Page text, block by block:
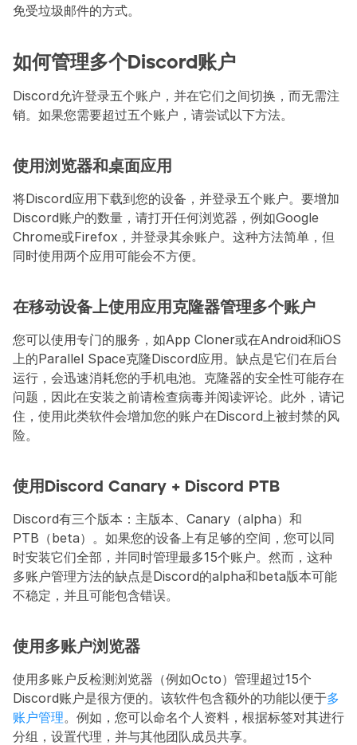
免受垃圾邮件的方式。
如何管理多个Discord账户
Discord允许登录五个账户，并在它们之间切换，而无需注
销。如果您需要超过五个账户，请尝试以下方法。
使用浏览器和桌面应用
将Discord应用下载到您的设备，并登录五个账户。要增加
Discord账户的数量，请打开任何浏览器，例如Google
Chrome或Firefox，并登录其余账户。这种方法简单，但
同时使用两个应用可能会不方便。
在移动设备上使用应用克隆器管理多个账户
您可以使用专门的服务，如App Cloner或在Android和iOS
上的Parallel Space克隆Discord应用。缺点是它们在后台
运行，会迅速消耗您的手机电池。克隆器的安全性可能存在
问题，因此在安装之前请检查病毒并阅读评论。此外，请记
住，使用此类软件会增加您的账户在Discord上被封禁的风
险。
使用Discord Canary + Discord PTB
Discord有三个版本：主版本、Canary（alpha）和
PTB（beta）。如果您的设备上有足够的空间，您可以同
时安装它们全部，并同时管理最多15个账户。然而，这种
多账户管理方法的缺点是Discord的alpha和beta版本可能
不稳定，并且可能包含错误。
使用多账户浏览器
使用多账户反检测浏览器（例如Octo）管理超过15个
Discord账户是很方便的。该软件包含额外的功能以便于多
账户管理。例如，您可以命名个人资料，根据标签对其进行
分组，设置代理，并与其他团队成员共享。